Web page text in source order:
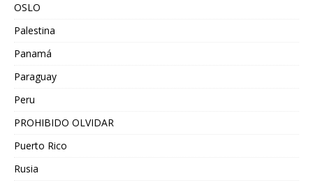
OSLO
Palestina
Panamá
Paraguay
Peru
PROHIBIDO OLVIDAR
Puerto Rico
Rusia